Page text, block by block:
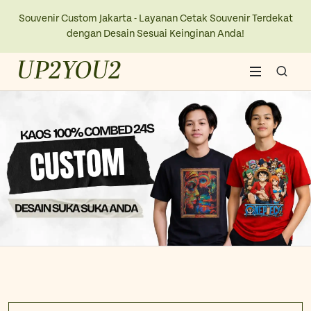
Souvenir Custom Jakarta - Layanan Cetak Souvenir Terdekat
dengan Desain Sesuai Keinginan Anda!
UP2YOU2
About Us
Blogs
Contact Us
New Collection